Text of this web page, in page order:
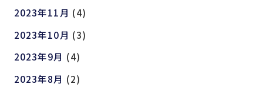
2023年11月 (4)
2023年10月 (3)
2023年9月 (4)
2023年8月 (2)